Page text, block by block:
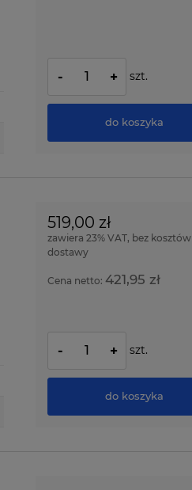
- + szt.
do koszyka
519,00 zł
zawiera 23% VAT, bez kosztów
dostawy
Cena netto: 421,95 zł
- + szt.
do koszyka